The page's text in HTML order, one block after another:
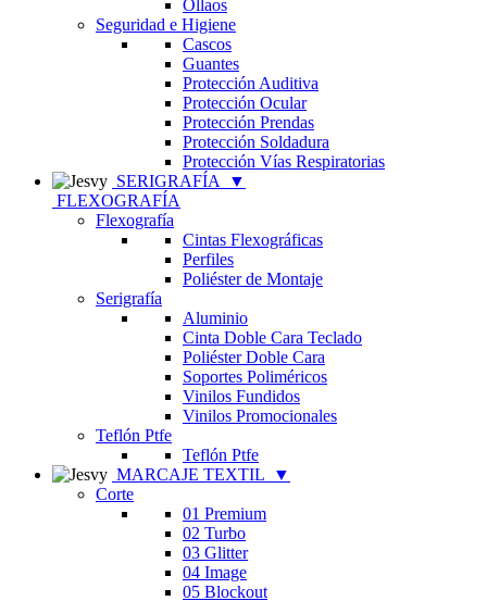
Ollaos
Seguridad e Higiene
Cascos
Guantes
Protección Auditiva
Protección Ocular
Protección Prendas
Protección Soldadura
Protección Vías Respiratorias
SERIGRAFÍA
▼
FLEXOGRAFÍA
Flexografía
Cintas Flexográficas
Perfiles
Poliéster de Montaje
Serigrafía
Aluminio
Cinta Doble Cara Teclado
Poliéster Doble Cara
Soportes Poliméricos
Vinilos Fundidos
Vinilos Promocionales
Teflón Ptfe
Teflón Ptfe
MARCAJE TEXTIL
▼
Corte
01 Premium
02 Turbo
03 Glitter
04 Image
05 Blockout